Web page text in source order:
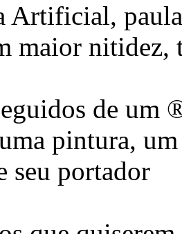
Artificial,
maior nitidez,
de um
pintura,
seu portador